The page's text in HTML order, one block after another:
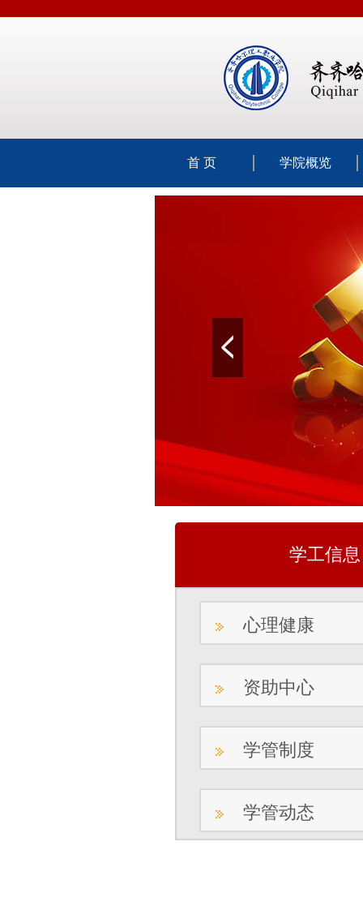
首 页 学院概览
学工信息
心理健康
资助中心
学管制度
学管动态